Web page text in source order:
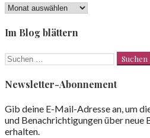
Lesezeichen
Im Blog blättern
Suchen
nach:
Newsletter-Abonnement
Gib deine E-Mail-Adresse an, um
und Benachrichtigungen über neue
erhalten.